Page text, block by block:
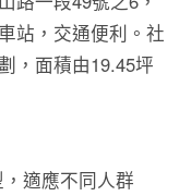
站，交通便利。社
，面積由19.45坪
適應不同人群